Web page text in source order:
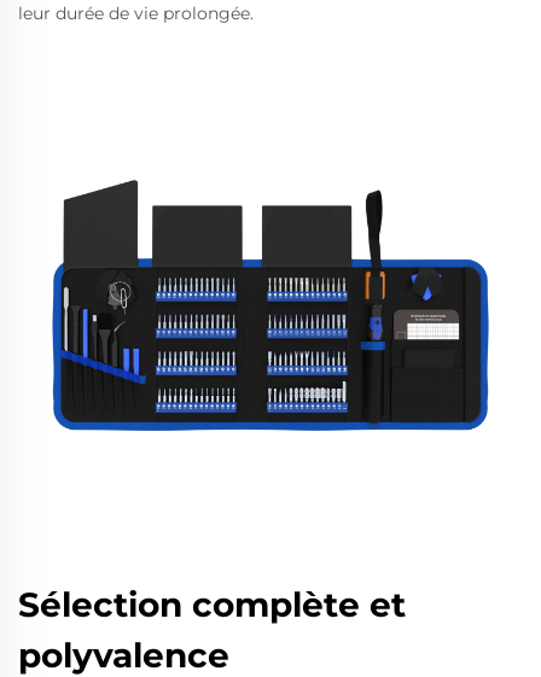
leur durée de vie prolongée.
Sélection complète et
polyvalence